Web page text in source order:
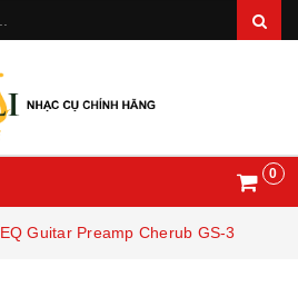
0
EQ Guitar Preamp Cherub GS-3